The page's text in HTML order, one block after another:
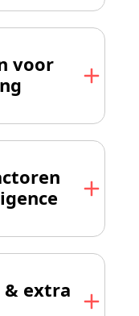
voor
& extra